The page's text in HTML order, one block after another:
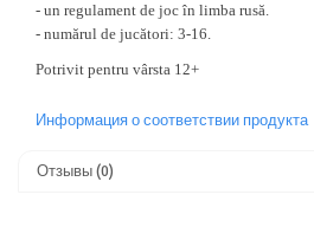
- un regulament de joc în limba rusă.
- numărul de jucători: 3-16.
Potrivit pentru vârsta 12+
Информация о соответствии продукта
Отзывы(0)